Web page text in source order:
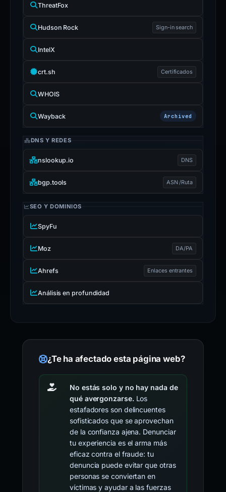
ThreatFox
Hudson Rock Sign-in search
IntelX
crt.sh Certificados
WHOIS
Wayback Archived
DNS Y REDES
nslookup.io DNS
bgp.tools ASN /Ruta
SEO Y DOMINIOS
SpyFu
Moz DA/PA
Ahrefs Enlaces entrantes
Análisis en profundidad
¿Te ha afectado esta página web?
No estás solo y no hay nada de
qué avergonzarse.Los
estafadores son delincuentes
sofisticados que se aprovechan
de la confianza ajena. Denunciar
tu experiencia es el arma más
eficaz contra el fraude: tu
denuncia puede evitar que otras
personas se conviertan en
víctimas y ayudar a las fuerzas